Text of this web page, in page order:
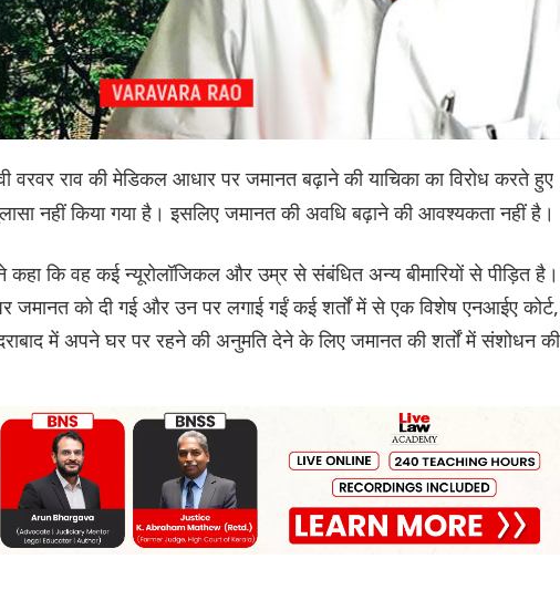
वरवर राव की मेडिकल आधार पर जमानत बढ़ाने की याचिका का विरोध करते हुए
नहीं किया गया है। इसलिए जमानत की अवधि बढ़ाने की आवश्यकता नहीं है।
कहा कि वह कई न्यूरोलॉजिकल और उम्र से संबंधित अन्य बीमारियों से पीड़ित है।
को दी गई और उन पर लगाई गईं कई शर्तों में से एक विशेष एनआईए कोर्ट,
में अपने घर पर रहने की अनुमति देने के लिए जमानत की शर्तों में संशोधन की